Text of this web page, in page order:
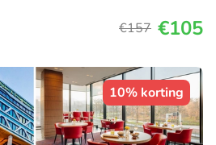
€157 €105
10% korting